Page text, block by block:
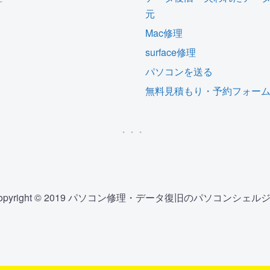
元
Mac修理
surface修理
パソコンを送る
無料見積もり・予約フォー
© 2019 パソコン修理・データ復旧のパソコンシェル